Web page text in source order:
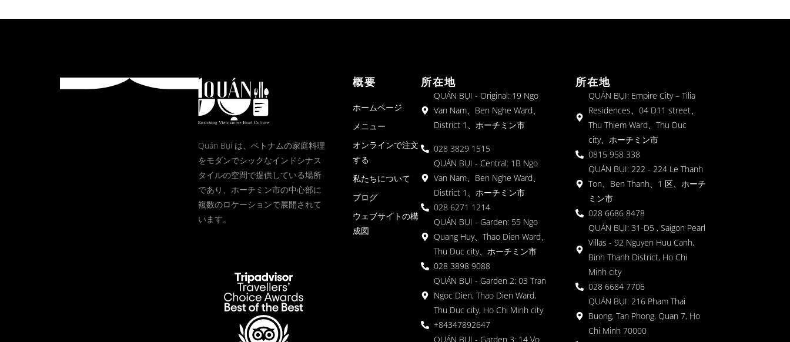
Quán Bụi は、ベトナムの家庭料理
をモダンでシックなインドシナス
タイルの空間で提供している場所
であり、ホーチミン市の中心部に
複数のロケーションで展開されて
います。
概要
ホームページ
メニュー
オンラインで注文
する
私たちについて
ブログ
ウェブサイトの構
成図
所在地
QUÁN BỤI - Original: 19 Ngo
Van Nam、Ben Nghe Ward、
District 1、ホーチミン市
028 3829 1515
QUÁN BỤI - Central: 1B Ngo
Van Nam、Ben Nghe Ward、
District 1、ホーチミン市
028 6271 1214
QUÁN BỤI - Garden: 55 Ngo
Quang Huy、Thao Dien Ward、
Thu Duc city、ホーチミン市
028 3898 9088
QUÁN BỤI - Garden 2: 03 Tran
Ngoc Dien, Thao Dien Ward,
Thu Duc city, Ho Chi Minh city
+84347892647
QUÁN BỤI - Garden 3: 14 Vo
所在地
QUÁN BỤI: Empire City – Tilia
Residences、04 D11 street、
Thu Thiem Ward、Thu Duc
city、ホーチミン市
0815 958 338
QUÁN BỤI: 222 - 224 Le Thanh
Ton、Ben Thanh、1 区、ホーチ
ミン市
028 6686 8478
QUÁN BỤI: 31-D5 , Saigon Pearl
Villas - 92 Nguyen Huu Canh,
Binh Thanh District, Ho Chi
Minh city
028 6684 7706
QUÁN BỤI: 216 Pham Thai
Buong, Tan Phong, Quan 7, Ho
Chi Minh 70000